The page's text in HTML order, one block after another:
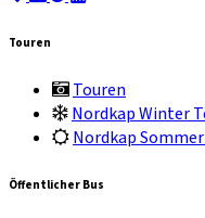
Touren
Touren
Nordkap Winter
Nordkap
Öffentlicher Bus